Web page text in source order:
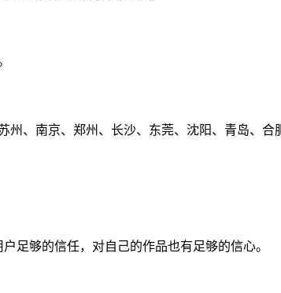
、南京、郑州、长沙、东莞、沈阳、青岛、合
足够的信任，对自己的作品也有足够的信心。